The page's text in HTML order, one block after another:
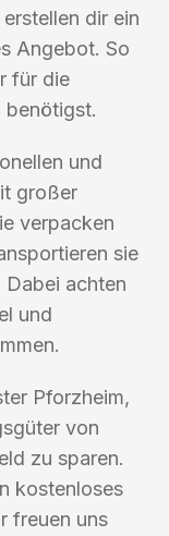
dir ein
Angebot. So
für die
benötigst.
und
großer
verpacken
sie
achten
und
Pforzheim,
von
zu sparen.
kostenloses
freuen uns